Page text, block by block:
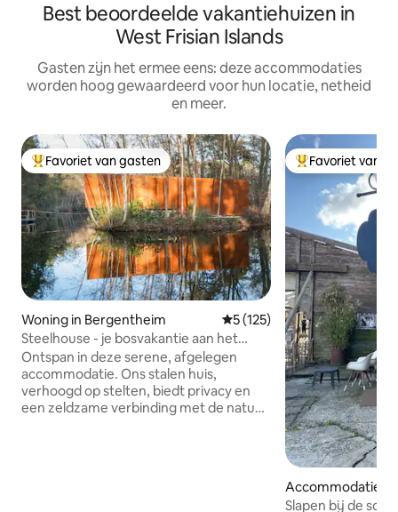
Best beoordeelde vakantiehuizen in
West Frisian Islands
Gasten zijn het ermee eens: deze accommodaties
worden hoog gewaardeerd voor hun locatie, netheid
en meer.
Topfavoriet van gasten
Favoriet van gasten
Woning in Bergentheim Gemiddelde beoordeling
5 (125)
Steelhouse - je bosvakantie aan het
meer
Ontspan in deze serene, afgelegen
accommodatie. Ons stalen huis,
verhoogd op stelten, biedt privacy en
een zeldzame verbinding met de natuur.
Topfavoriet van
Favoriet van
Accommodatie in
Slapen bij de